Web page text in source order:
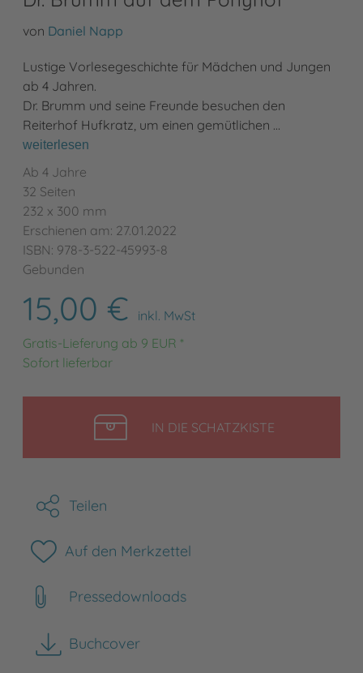
von Daniel Napp
Lustige Vorlesegeschichte für Mädchen und Jungen
ab 4 Jahren.
Dr. Brumm und seine Freunde besuchen den
Reiterhof Hufkratz, um einen gemütlichen …
weiterlesen
Ab 4 Jahre
32 Seiten
232 x 300 mm
Erschienen am: 27.01.2022
ISBN: 978-3-522-45993-8
Gebunden
15,00 €
inkl. MwSt
Gratis-Lieferung ab 9 EUR *
Sofort lieferbar
IN DIE SCHATZKISTELEGEN
Teilen
Auf den Merkzettel
Pressedownloads
Buchcover
herunterladen